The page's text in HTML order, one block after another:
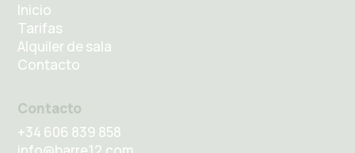
Inicio
Tarifas
Alquiler de sala
Contacto
Contacto
+34 606 839 858